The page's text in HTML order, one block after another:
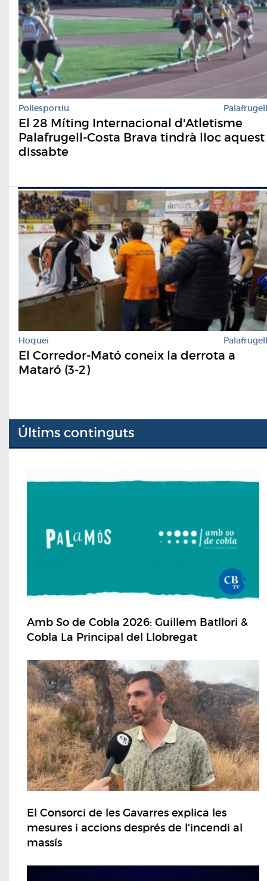
Poliesportiu Palafrugell
El 28 Míting Internacional d'Atletisme
Palafrugell-Costa Brava tindrà lloc aquest
dissabte
Hoquei Palafrugell
El Corredor-Mató coneix la derrota a
Mataró (3-2)
Últims continguts
Amb So de Cobla 2026: Guillem Batllori &
Cobla La Principal del Llobregat
El Consorci de les Gavarres explica les
mesures i accions després de l'incendi al
massís